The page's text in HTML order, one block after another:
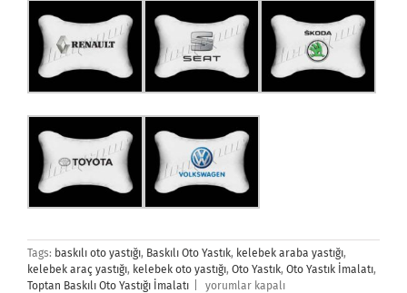
Tags: baskılı oto yastığı, Baskılı Oto Yastık, kelebek araba yastığı,
kelebek araç yastığı, kelebek oto yastığı, Oto Yastık, Oto Yastık İmalatı,
Toptan Baskılı Oto Yastığı İmalatı
Kelebek
yorumlar kapalı